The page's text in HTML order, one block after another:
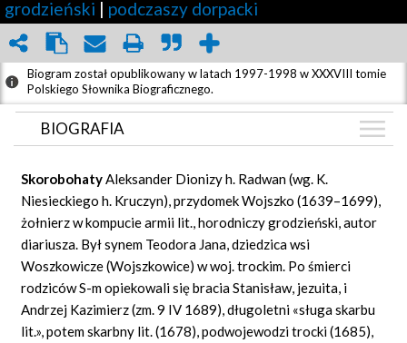
grodzieński | podczaszy dorpacki
Biogram został opublikowany w latach 1997-1998 w XXXVIII tomie
Polskiego Słownika Biograficznego.
BIOGRAFIA
GRAF POWIĄZAŃ
DYSKUSJA
Mapa
SkorobohatyAleksander Dionizy h. Radwan (wg. K.
Niesieckiego h. Kruczyn), przydomek Wojszko (1639–1699),
żołnierz w kompucie armii lit., horodniczy grodzieński, autor
diariusza. Był synem Teodora Jana, dziedzica wsi
Woszkowicze (Wojszkowice) w woj. trockim. Po śmierci
rodziców S-m opiekowali się bracia Stanisław, jezuita, i
Andrzej Kazimierz (zm. 9 IV 1689), długoletni «sługa skarbu
lit.», potem skarbny lit. (1678), podwojewodzi trocki (1685),